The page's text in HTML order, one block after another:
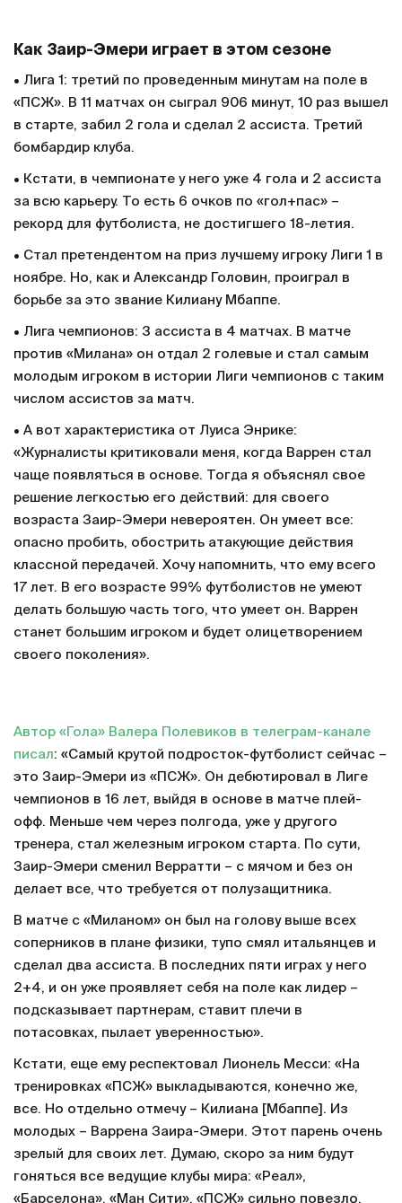
Как Заир-Эмери играет в этом сезоне
• Лига 1: третий по проведенным минутам на поле в
«ПСЖ». В 11 матчах он сыграл 906 минут, 10 раз вышел
в старте, забил 2 гола и сделал 2 ассиста. Третий
бомбардир клуба.
• Кстати, в чемпионате у него уже 4 гола и 2 ассиста
за всю карьеру. То есть 6 очков по «гол+пас» –
рекорд для футболиста, не достигшего 18-летия.
• Стал претендентом на приз лучшему игроку Лиги 1 в
ноябре. Но, как и Александр Головин, проиграл в
борьбе за это звание Килиану Мбаппе.
• Лига чемпионов: 3 ассиста в 4 матчах. В матче
против «Милана» он отдал 2 голевые и стал самым
молодым игроком в истории Лиги чемпионов с таким
числом ассистов за матч.
• А вот характеристика от Луиса Энрике:
«Журналисты критиковали меня, когда Варрен стал
чаще появляться в основе. Тогда я объяснял свое
решение легкостью его действий: для своего
возраста Заир-Эмери невероятен. Он умеет все:
опасно пробить, обострить атакующие действия
классной передачей. Хочу напомнить, что ему всего
17 лет. В его возрасте 99% футболистов не умеют
делать большую часть того, что умеет он. Варрен
станет большим игроком и будет олицетворением
своего поколения».
Автор «Гола» Валера Полевиков в телеграм-канале
писал: «Самый крутой подросток-футболист сейчас –
это Заир-Эмери из «ПСЖ». Он дебютировал в Лиге
чемпионов в 16 лет, выйдя в основе в матче плей-
офф. Меньше чем через полгода, уже у другого
тренера, стал железным игроком старта. По сути,
Заир-Эмери сменил Верратти – с мячом и без он
делает все, что требуется от полузащитника.
В матче с «Миланом» он был на голову выше всех
соперников в плане физики, тупо смял итальянцев и
сделал два ассиста. В последних пяти играх у него
2+4, и он уже проявляет себя на поле как лидер –
подсказывает партнерам, ставит плечи в
потасовках, пылает уверенностью».
Кстати, еще ему респектовал Лионель Месси: «На
тренировках «ПСЖ» выкладываются, конечно же,
все. Но отдельно отмечу – Килиана [Мбаппе]. Из
молодых – Варрена Заира-Эмери. Этот парень очень
зрелый для своих лет. Думаю, скоро за ним будут
гоняться все ведущие клубы мира: «Реал»,
«Барселона», «Ман Сити». «ПСЖ» сильно повезло,